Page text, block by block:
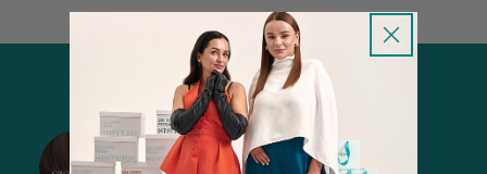
@sisters_stelmakh в Instagram